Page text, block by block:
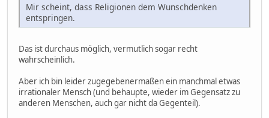
Mir scheint, dass Religionen dem Wunschdenken
entspringen.
Das ist durchaus möglich, vermutlich sogar recht
wahrscheinlich.
Aber ich bin leider zugegebenermaßen ein manchmal etwas
irrationaler Mensch (und behaupte, wieder im Gegensatz zu
anderen Menschen, auch gar nicht da Gegenteil).